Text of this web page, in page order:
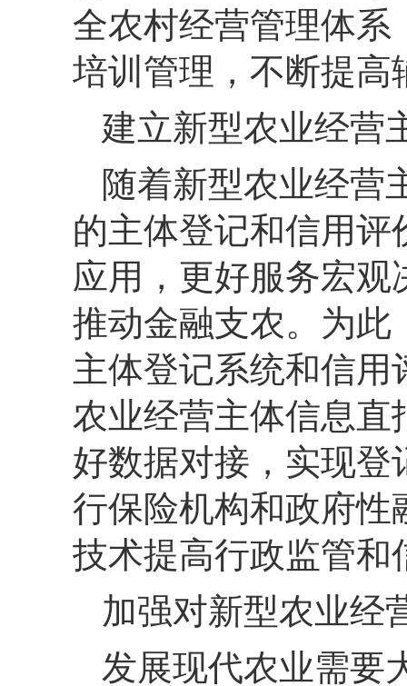
全农村经营管理体系
培训管理， 不断提高
建立新型农业经营
随着新型农业经营
的主体登记和信用评
应用， 更好服务宏观
推动金融支农。 为此
主体登记系统和信用
农业经营主体信息直
好数据对接， 实现登
行保险机构和政府性
技术提高行政监管和
加强对新型农业经
发展现代农业需要